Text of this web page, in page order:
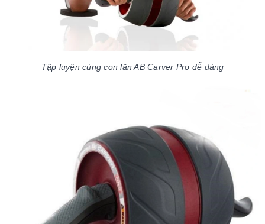
Tập luyện cùng con lăn AB Carver Pro dễ dàng